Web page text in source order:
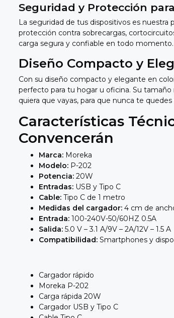
Seguridad y Protección
La seguridad de tus dispositivos es nuestra
protección contra sobrecargas,
carga segura y confiable en todo momento.
Diseño Compacto y
Con su diseño compacto y elegante en
perfecto para tu hogar u oficina. Su tamaño
quiera que vayas, para que nunca te quedes
Características
Convencerán
Marca: Moreka
Modelo: P-202
Potencia: 20W
Entradas: USB y Tipo C
Cable: Tipo C de 1 metro
Medidas del cargador: 4 cm de
Entrada: 100-240V-50/60HZ 0.5A
Salida: 5.0 V – 3.1 A/9V – 2A/12V – 1.5 A
Compatibilidad: Smartphones y
Cargador rápido
Moreka P-202
Carga rápida 20W
Cargador USB y Tipo C